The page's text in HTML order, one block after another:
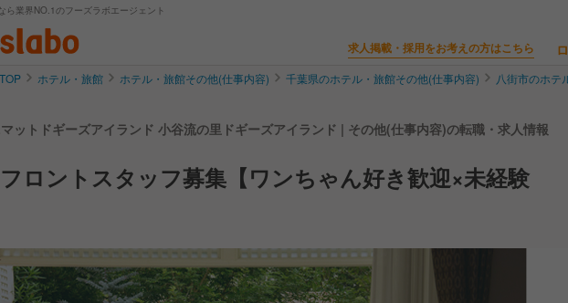
ら業界NO.1のフーズラボエージェント
求人掲載・採用をお考えの方はこちら
ホテル・旅館 ホテル・旅館その他(仕事内容) 千葉県のホテル・旅館その他(仕事内容) 八街市のホテ
ットドギーズアイランド 小谷流の里ドギーズアイランド | その他(仕事内容)の転職・求人情報
ロントスタッフ募集【ワンちゃん好き歓迎×未経験